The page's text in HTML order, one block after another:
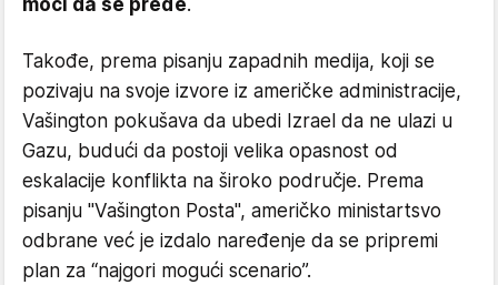
moći da se pređe.
Takođe, prema pisanju zapadnih medija, koji se
pozivaju na svoje izvore iz američke administracije,
Vašington pokušava da ubedi Izrael da ne ulazi u
Gazu, budući da postoji velika opasnost od
eskalacije konflikta na široko područje. Prema
pisanju "Vašington Posta", američko ministartsvo
odbrane već je izdalo naređenje da se pripremi
plan za “najgori mogući scenario”.